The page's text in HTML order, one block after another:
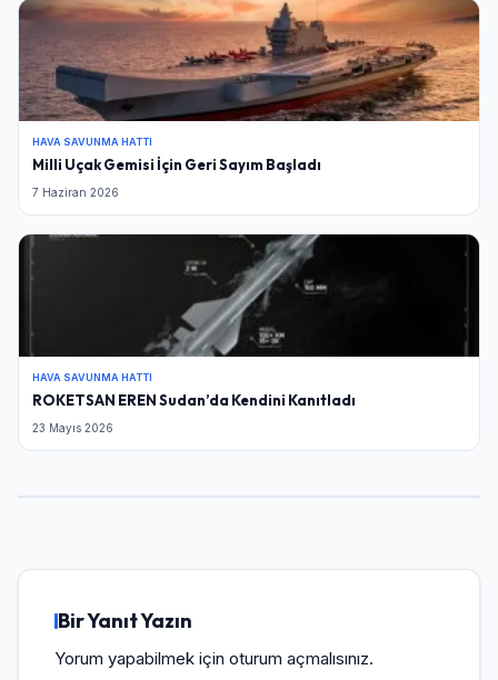
HAVA SAVUNMA HATTI
Milli Uçak Gemisi İçin Geri Sayım Başladı
7 Haziran 2026
HAVA SAVUNMA HATTI
ROKETSAN EREN Sudan’da Kendini Kanıtladı
23 Mayıs 2026
Bir Yanıt Yazın
Yorum yapabilmek için oturum açmalısınız.